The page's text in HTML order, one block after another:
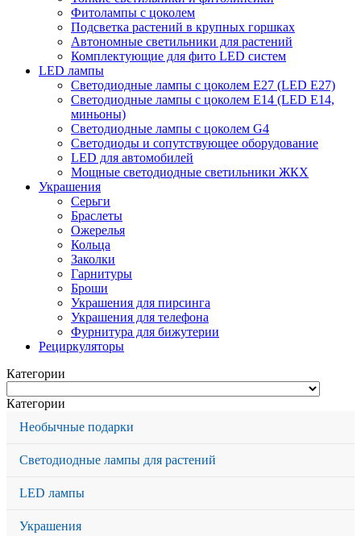
Фитолампы с цоколем
Подсветка растений в крупных горшках
Автономные светильники для растений
Комплектующие для фито LED систем
LED лампы
Светодиодные лампы с цоколем Е27 (LED E27)
Светодиодные лампы с цоколем Е14 (LED E14,
миньоны)
Светодиодные лампы с цоколем G4
Светодиоды и сопутствующее оборудование
LED для автомобилей
Мощные светодиодные светильники ЖКХ
Украшения
Серьги
Браслеты
Ожерелья
Кольца
Заколки
Гарнитуры
Броши
Украшения для пирсинга
Украшения для телефона
Фурнитура для бижутерии
Рециркуляторы
Категории
Категории
Необычные подарки
Светодиодные лампы для растений
LED лампы
Украшения